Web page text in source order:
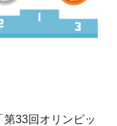
33回オリンピッ